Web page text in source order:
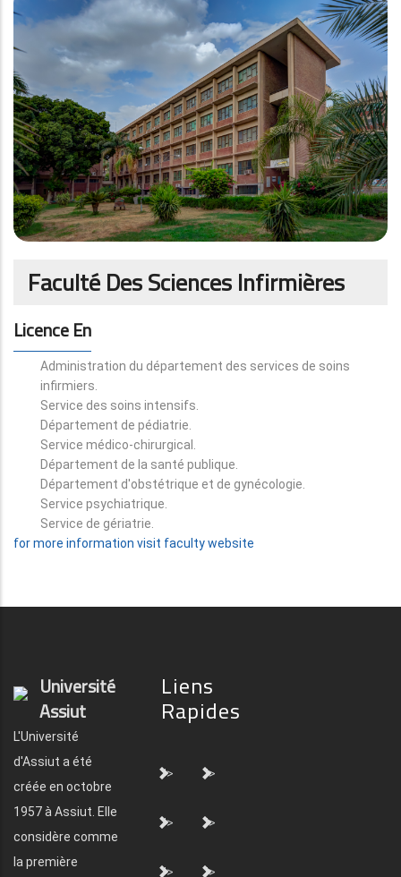
Faculté Des Sciences Infirmières
Licence En
Administration du département des services de soins
infirmiers.
Service des soins intensifs.
Département de pédiatrie.
Service médico-chirurgical.
Département de la santé publique.
Département d'obstétrique et de gynécologie.
Service psychiatrique.
Service de gériatrie.
for more information visit faculty website
Université
Assiut
L'Université
d'Assiut a été
créée en octobre
1957 à Assiut. Elle
considère comme
la première
Liens
Rapides
"> ">
"> ">
"> ">